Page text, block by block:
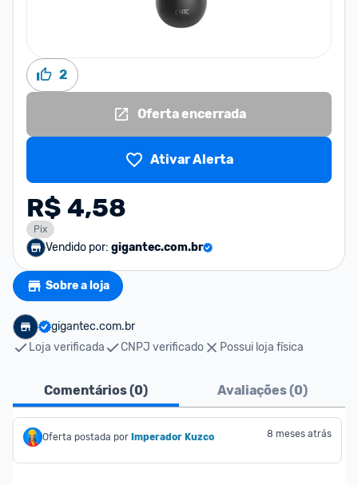
2
Oferta encerrada
Ativar Alerta
R$ 4,58
Pix
Vendido por: gigantec.com.br
Sobre a loja
gigantec.com.br
Loja verificada
CNPJ verificado Possui loja física
Comentários (0) Avaliações (0)
Oferta postada por Imperador Kuzco 8 meses atrás